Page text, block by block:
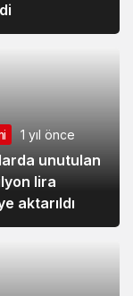
1 yıl önce
unutulan
lira
aktarıldı